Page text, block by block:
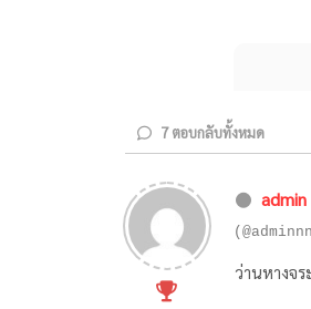
7ตอบกลับทั้งหมด
admin
ว่านหางจ